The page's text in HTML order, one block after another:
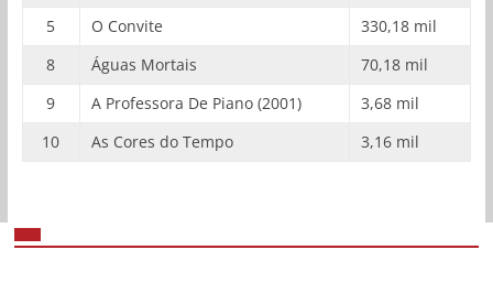
5 O Convite
330,18 mil
8
Águas Mortais
70,18 mil
9
A Professora De Piano (2001)
3,68 mil
10
As Cores do Tempo 3,16 mil